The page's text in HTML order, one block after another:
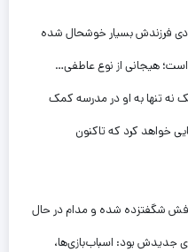
فرزندش بسیار خوشحال شده
است؛ هیجانی از نوع عاطفی…
نه تنها به او در مدرسه کمک
خواهد کرد که تاکنون
شگفتزده شده و مدام در حال
جدیدش بود: اسباب‌بازی‌ها،